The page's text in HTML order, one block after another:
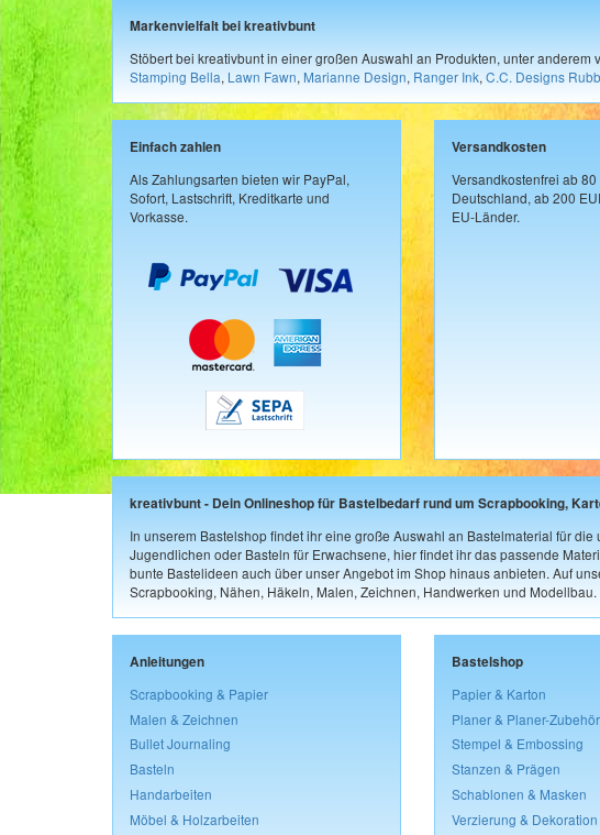
Markenvielfalt bei kreativbunt
Stöbert bei kreativbunt in einer großen Auswahl an Produkten, unter anderem
Stamping Bella, Lawn Fawn, Marianne Design, Ranger Ink, C.C. Designs
Einfach zahlen
Als Zahlungsarten bieten wir PayPal,
Sofort, Lastschrift, Kreditkarte und
Vorkasse.
Versandkosten
Versandkostenfrei ab
Deutschland, ab 200
EU-Länder.
kreativbunt - Dein Onlineshop für Bastelbedarf rund um Scrapbooking,
In unserem Bastelshop findet ihr eine große Auswahl an Bastelmaterial für
Jugendlichen oder Basteln für Erwachsene, hier findet ihr das passende
bunte Bastelideen auch über unser Angebot im Shop hinaus anbieten. Auf
Scrapbooking, Nähen, Häkeln, Malen, Zeichnen, Handwerken und Modellbau.
Anleitungen
Scrapbooking & Papier
Malen & Zeichnen
Bullet Journaling
Basteln
Handarbeiten
Möbel & Holzarbeiten
Bastelshop
Papier & Karton
Planer & Planer-Zubehör
Stempel & Embossing
Stanzen & Prägen
Schablonen & Masken
Verzierung & Dekoration